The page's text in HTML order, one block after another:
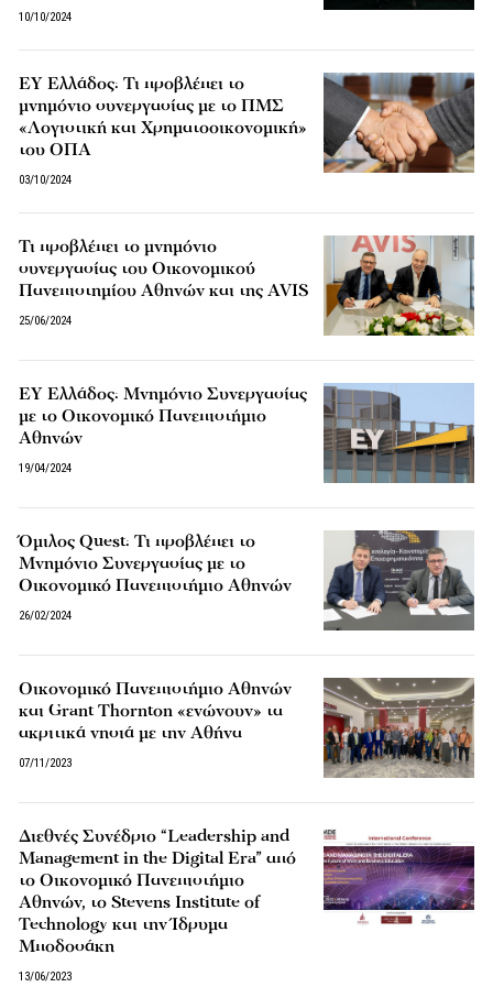
10/10/2024
EY Ελλάδος: Τι προβλέπει το
μνημόνιο συνεργασίας με το ΠΜΣ
«Λογιστική και Χρηματοοικονομική»
του ΟΠΑ
03/10/2024
Τι προβλέπει το μνημόνιο
συνεργασίας του Οικονομικού
Πανεπιστημίου Αθηνών και της AVIS
25/06/2024
EY Ελλάδος: Μνημόνιο Συνεργασίας
με το Οικονομικό Πανεπιστήμιο
Αθηνών
19/04/2024
Όμιλος Quest: Τι προβλέπει το
Μνημόνιο Συνεργασίας με το
Οικονομικό Πανεπιστήμιο Αθηνών
26/02/2024
Οικονομικό Πανεπιστήμιο Αθηνών
και Grant Thornton «ενώνουν» τα
ακριτικά νησιά με την Αθήνα
07/11/2023
Διεθνές Συνέδριο “Leadership and
Management in the Digital Era” από
το Οικονομικό Πανεπιστήμιο
Αθηνών, το Stevens Institute of
Technology και την Ίδρυμα
Μποδοσάκη
13/06/2023